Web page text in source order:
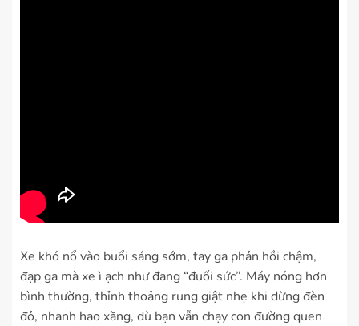
Xe khó nổ vào buổi sáng sớm, tay ga phản hồi chậm,
đạp ga mà xe ì ạch như đang “đuối sức”. Máy nóng hơn
bình thường, thỉnh thoảng rung giật nhẹ khi dừng đèn
đỏ, nhanh hao xăng, dù bạn vẫn chạy con đường quen